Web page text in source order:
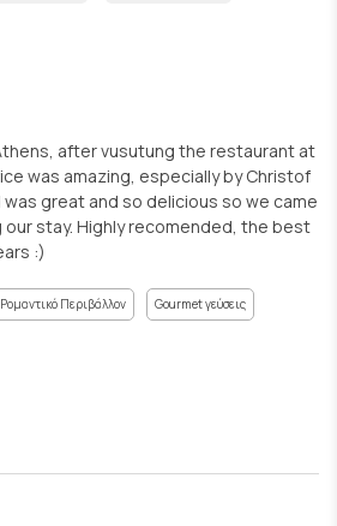
after vusutung the restaurant at
was amazing, especially by Christof
great and so delicious so we came
our stay. Highly recomended, the best
:)
Ρομαντικό Περιβάλλον Gourmet γεύσεις